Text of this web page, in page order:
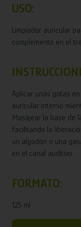
USO:
Limpiador auricular
complemento en el
Aplicar unas gotas
auricular interno
Masajear la base de
facilitando la
un algodón o una
en el canal auditivo.
FORMATO:
125 ml